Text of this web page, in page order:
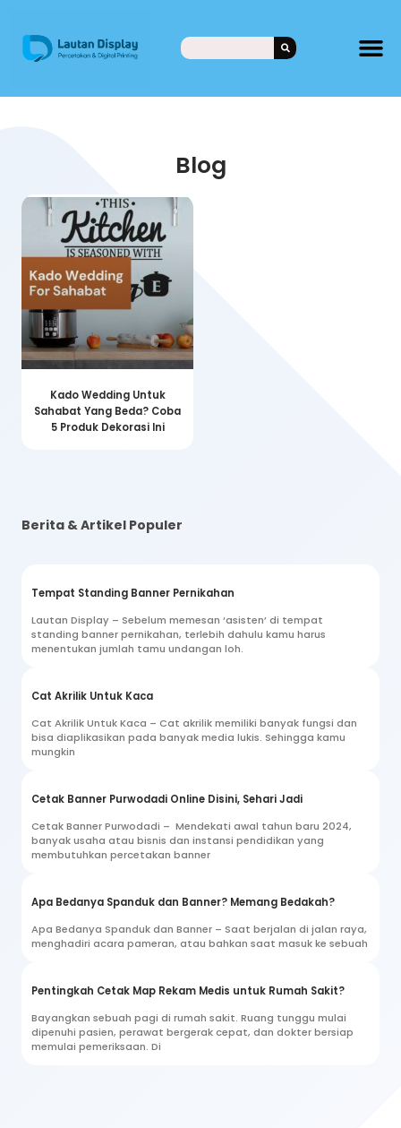
Blog
Kado Wedding Untuk
Sahabat Yang Beda? Coba
5 Produk Dekorasi Ini
Berita & Artikel Populer
Tempat Standing Banner Pernikahan
Lautan Display – Sebelum memesan ‘asisten’ di tempat
standing banner pernikahan, terlebih dahulu kamu harus
menentukan jumlah tamu undangan loh.
Cat Akrilik Untuk Kaca
Cat Akrilik Untuk Kaca – Cat akrilik memiliki banyak fungsi dan
bisa diaplikasikan pada banyak media lukis. Sehingga kamu
mungkin
Cetak Banner Purwodadi Online Disini, Sehari Jadi
Cetak Banner Purwodadi – Mendekati awal tahun baru 2024,
banyak usaha atau bisnis dan instansi pendidikan yang
membutuhkan percetakan banner
Apa Bedanya Spanduk dan Banner? Memang Bedakah?
Apa Bedanya Spanduk dan Banner – Saat berjalan di jalan raya,
menghadiri acara pameran, atau bahkan saat masuk ke sebuah
Pentingkah Cetak Map Rekam Medis untuk Rumah Sakit?
Bayangkan sebuah pagi di rumah sakit. Ruang tunggu mulai
dipenuhi pasien, perawat bergerak cepat, dan dokter bersiap
memulai pemeriksaan. Di